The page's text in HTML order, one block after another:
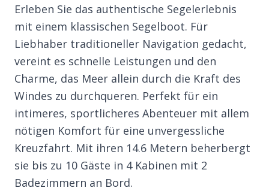
Erleben Sie das authentische Segelerlebnis
mit einem klassischen Segelboot. Für
Liebhaber traditioneller Navigation gedacht,
vereint es schnelle Leistungen und den
Charme, das Meer allein durch die Kraft des
Windes zu durchqueren. Perfekt für ein
intimeres, sportlicheres Abenteuer mit allem
nötigen Komfort für eine unvergessliche
Kreuzfahrt. Mit ihren 14.6 Metern beherbergt
sie bis zu 10 Gäste in 4 Kabinen mit 2
Badezimmern an Bord.